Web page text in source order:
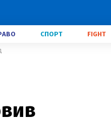
СПОРТ FIGHT